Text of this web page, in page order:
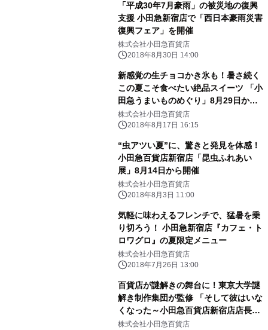
「平成30年7月豪雨」の被災地の復興
支援 小田急新宿店で「西日本豪雨災害
復興フェア」を開催
株式会社小田急百貨店
2018年8月30日 14:00
新感覚の生チョコかき氷も！暑さ続く
この夏こそ食べたい絶品スイーツ 「小
田急うまいものめぐり」8月29日から
開催
株式会社小田急百貨店
2018年8月17日 16:15
“虫アツい夏”に、驚きと発見を体感！
小田急百貨店新宿店「昆虫ふれあい
展」8月14日から開催
株式会社小田急百貨店
2018年8月3日 11:00
気軽に味わえるフレンチで、猛暑を乗
り切ろう！ 小田急新宿店『カフェ・ト
ロワグロ』の夏限定メニュー
株式会社小田急百貨店
2018年7月26日 13:00
百貨店が謎解きの舞台に！東京大学謎
解き制作集団が監修 「そして彼はいな
くなった～小田急百貨店新宿店店長失
踪事件～」開催
株式会社小田急百貨店